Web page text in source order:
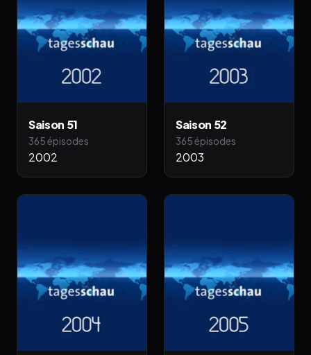
Saison 51
365 épisodes
2002
Saison 52
365 épisodes
2003